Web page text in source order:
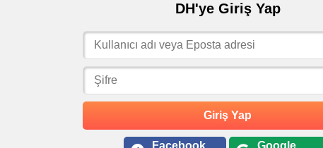
DH'ye Giriş Yap
Giriş Yap
Facebook Google